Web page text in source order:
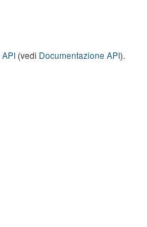
API(vedi Documentazione API).